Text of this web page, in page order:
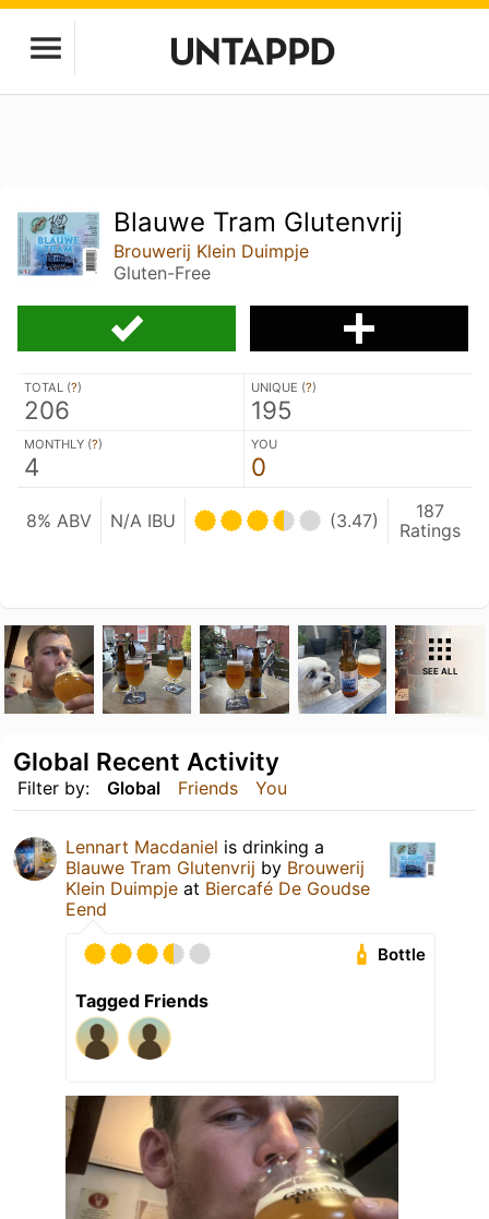
Blauwe Tram Glutenvrij
Brouwerij Klein Duimpje
Gluten-Free
TOTAL (?)
206
UNIQUE (?)
195
MONTHLY (?)
4
YOU
0
8% ABV N/A IBU (3.47)
187
Ratings
SEE ALL
Filter by: Global Friends You
Global Recent Activity
Lennart Macdaniel is drinking a
Blauwe Tram Glutenvrij by Brouwerij
Klein Duimpje at Biercafé De Goudse
Eend
Bottle
Tagged Friends